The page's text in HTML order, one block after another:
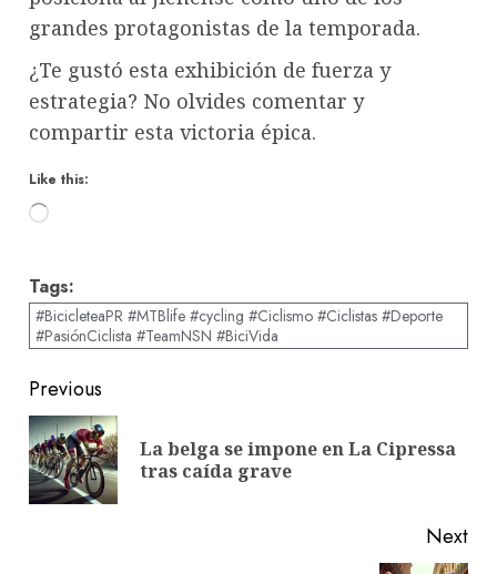
grandes protagonistas de la temporada.
¿Te gustó esta exhibición de fuerza y
estrategia? No olvides comentar y
compartir esta victoria épica.
Like this:
Loading…
Tags:
#BicicleteaPR #MTBlife #cycling #Ciclismo #Ciclistas #Deporte
#PasiónCiclista #TeamNSN #BiciVida
Post
navigation
Previous
La belga se impone en La Cipressa
tras caída grave
Next